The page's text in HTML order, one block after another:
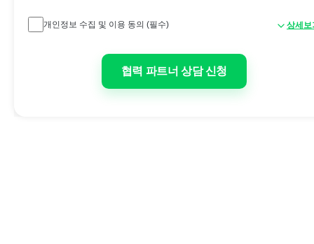
개인정보 수집 및 이용 동의 (필수) 상세보
협력 파트너 상담 신청